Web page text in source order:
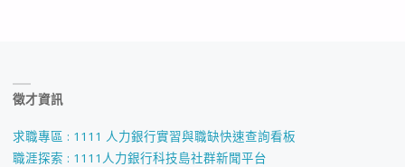
徵才資訊
求職專區 : 1111 人力銀行實習與職缺快速查詢看板
職涯探索 : 1111人力銀行科技島社群新聞平台